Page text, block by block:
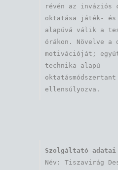
révén az inváziós
oktatása játék-
alapúvá válik a
órákon. Növelve a
motivációját;
technika alapú
oktatásmódszertant
ellensúlyozva.
Szolgáltató adatai
Név: Tiszavirág